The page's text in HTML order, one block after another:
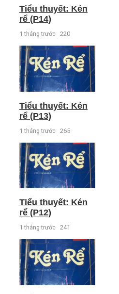
Tiểu thuyết: Kén
rể (P14)
1 tháng trước 220
Tiểu thuyết: Kén
rể (P13)
1 tháng trước 265
Tiểu thuyết: Kén
rể (P12)
1 tháng trước 241